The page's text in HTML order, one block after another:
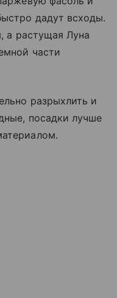
дадут всходы.
а растущая Луна
части
разрыхлить и
посадки лучше